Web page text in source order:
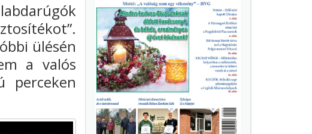
ülésén
a valós
perceken